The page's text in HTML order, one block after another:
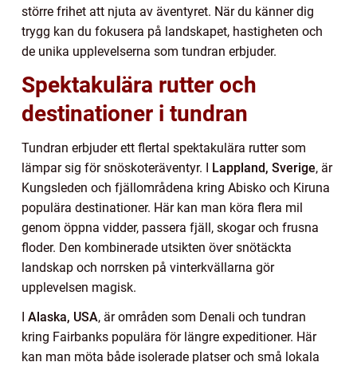
större frihet att njuta av äventyret. När du känner dig
trygg kan du fokusera på landskapet, hastigheten och
de unika upplevelserna som tundran erbjuder.
Spektakulära rutter och
destinationer i tundran
Tundran erbjuder ett flertal spektakulära rutter som
lämpar sig för snöskoteräventyr. I Lappland, Sverige, är
Kungsleden och fjällområdena kring Abisko och Kiruna
populära destinationer. Här kan man köra flera mil
genom öppna vidder, passera fjäll, skogar och frusna
floder. Den kombinerade utsikten över snötäckta
landskap och norrsken på vinterkvällarna gör
upplevelsen magisk.
I Alaska, USA, är områden som Denali och tundran
kring Fairbanks populära för längre expeditioner. Här
kan man möta både isolerade platser och små lokala